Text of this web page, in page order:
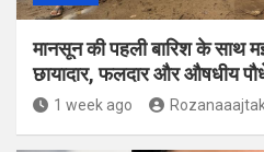
मानसून की पहली बारिश के साथ
छायादार, फलदार और औषधीय
1 week ago